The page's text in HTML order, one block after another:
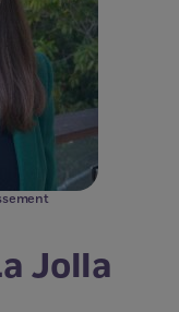
Jolla